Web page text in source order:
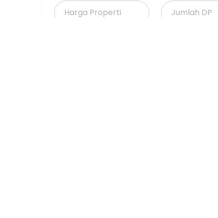
12. Akses Mobil dan Motor.